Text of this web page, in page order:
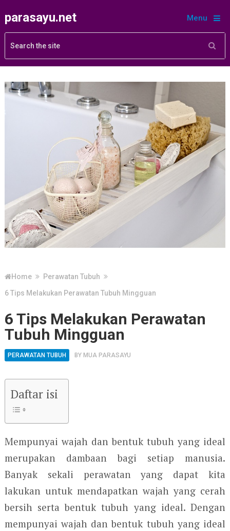
parasayu.net Menu
Home
Perawatan Tubuh
6 Tips Melakukan Perawatan Tubuh Mingguan
6 Tips Melakukan Perawatan
Tubuh Mingguan
PERAWATAN TUBUH BY MUA PARASAYU
Daftar isi
Mempunyai wajah dan bentuk tubuh yang ideal
merupakan dambaan bagi setiap manusia.
Banyak sekali perawatan yang dapat kita
lakukan untuk mendapatkan wajah yang cerah
bersih serta bentuk tubuh yang ideal. Dengan
mempunyai wajah dan bentuk tubuh yang ideal